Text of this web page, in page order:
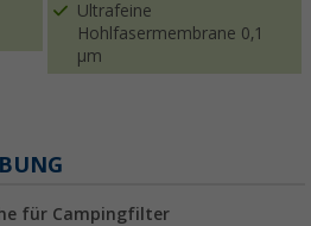
Ultrafeine
Hohlfasermembrane 0,1
µm
für Campingfilter